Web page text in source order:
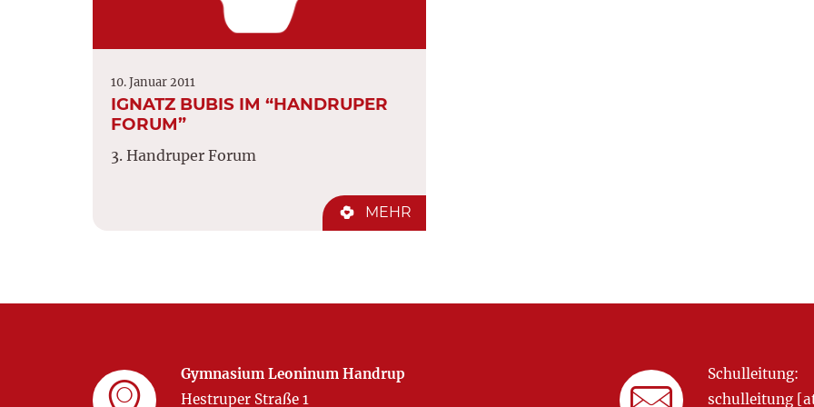
10. Januar 2011
IGNATZ BUBIS IM “HANDRUPER
FORUM”
3. Handruper Forum
MEHR
Gymnasium Leoninum Handrup
Hestruper Straße 1
Schulleitung:
schulleitung